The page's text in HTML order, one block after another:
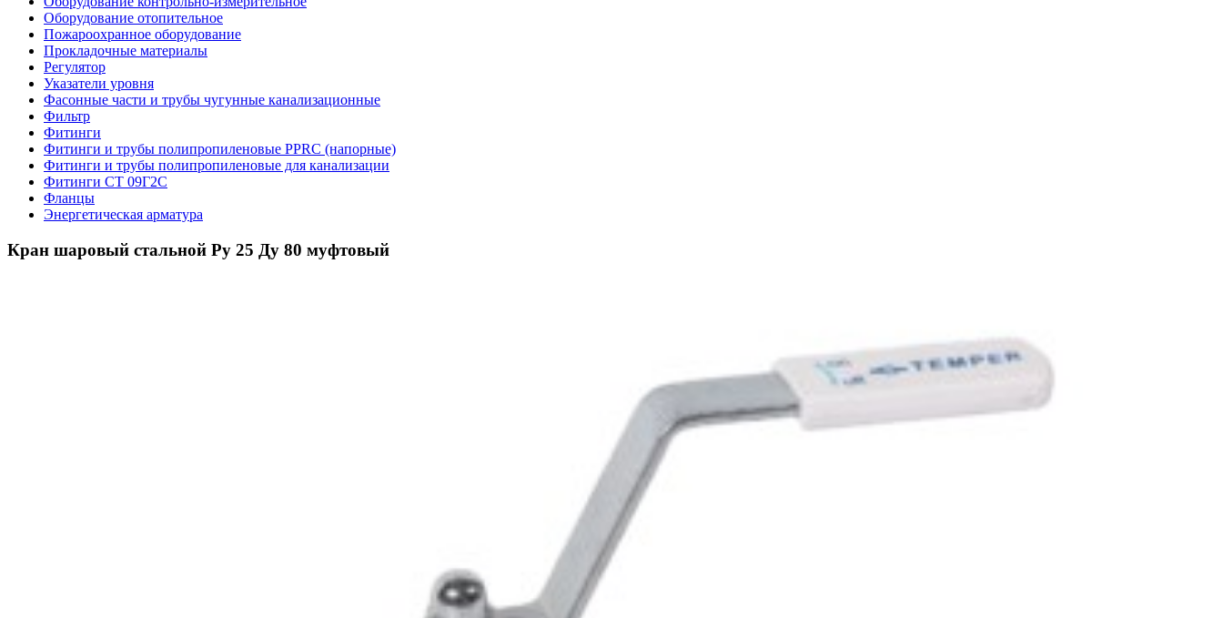
Оборудование отопительное
Пожароохранное оборудование
Прокладочные материалы
Регулятор
Указатели уровня
Фасонные части и трубы чугунные канализационные
Фильтр
Фитинги
Фитинги и трубы полипропиленовые PPRC (напорные)
Фитинги и трубы полипропиленовые для канализации
Фитинги СТ 09Г2С
Фланцы
Энергетическая арматура
Кран шаровый стальной Ру 25 Ду 80 муфтовый